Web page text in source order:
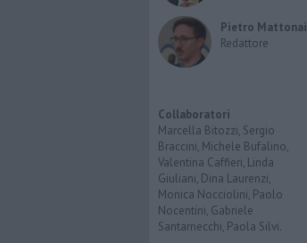
Pietro Mattonai
Redattore
Collaboratori
Marcella Bitozzi, Sergio
Braccini, Michele Bufalino,
Valentina Caffieri, Linda
Giuliani, Dina Laurenzi,
Monica Nocciolini, Paolo
Nocentini, Gabriele
Santarnecchi, Paola Silvi.